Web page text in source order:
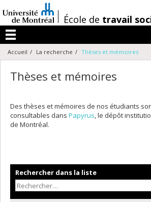
au
contenu
/École de travail
Menu
Accueil La recherche Thèses et mémoires
Thèses et mémoires
Des thèses et mémoires de nos étudiants
consultables dans Papyrus, le dépôt
de Montréal.
Rechercher dans la liste